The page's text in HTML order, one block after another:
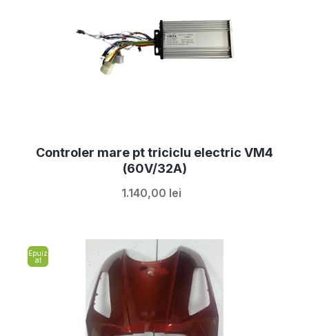
Controler mare pt triciclu electric VM4
(60V/32A)
1.140,00 lei
Epuiz
at